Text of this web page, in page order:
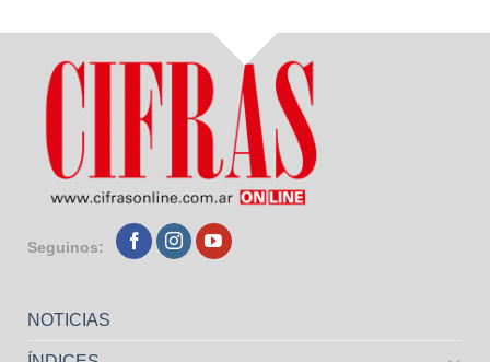
Seguinos:
NOTICIAS